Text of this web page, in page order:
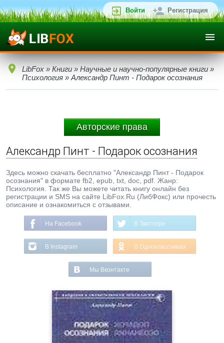
Войти Регистрация
LibFox » Книги » Научные и научно-популярные книги »
Психология » Александр Пинт - Подарок осознания
Авторские права
Александр Пинт - Подарок осознания
Здесь можно скачать бесплатно "Александр Пинт - Подарок
осознания" в формате fb2, epub, txt, doc, pdf. Жанр:
Психология. Так же Вы можете читать книгу онлайн без
регистрации и SMS на сайте LibFox.Ru (ЛибФокс) или прочесть
описание и ознакомиться с отзывами.
На Facebook В Твиттере
В Instagram В Одноклассниках
Мы Вконтакте